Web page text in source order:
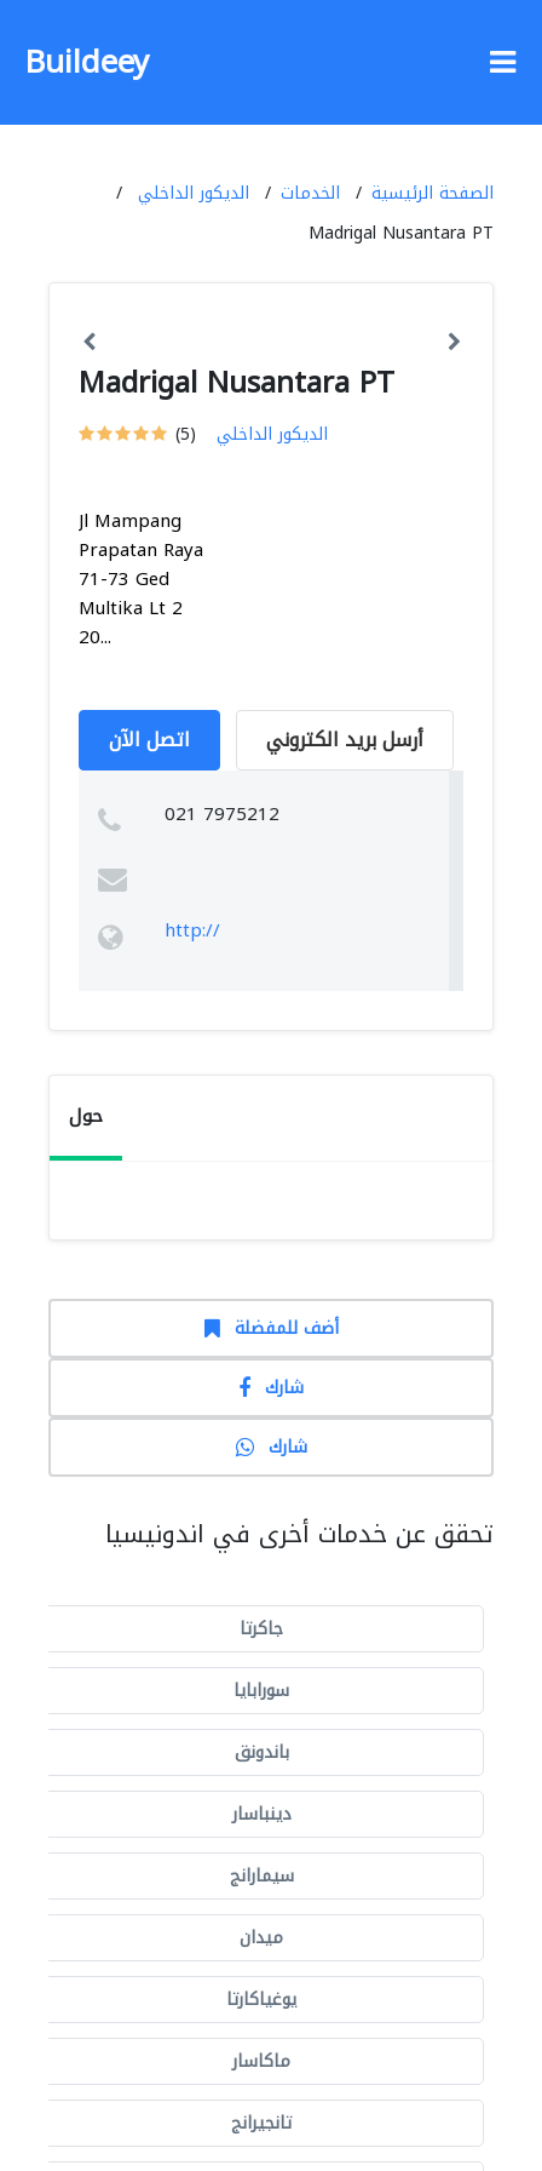
Buildeey
الصفحة الرئيسية الخدمات
الديكور الداخلي
Madrigal Nusantara PT
Madrigal Nusantara PT
(5) الديكور الداخلي
Jl Mampang
Prapatan Raya
71-73 Ged
Multika Lt 2
20...
اتصل الآن أرسل بريد الكتروني
021 7975212
http://
حول
أضف للمفضلة
شارك
شارك
تحقق عن خدمات أخرى في اندونيسيا
جاكرتا
سورابايا
باندونق
دينباسار
سيمارانج
ميدان
يوغياكارتا
ماكاسار
تانجيرانج